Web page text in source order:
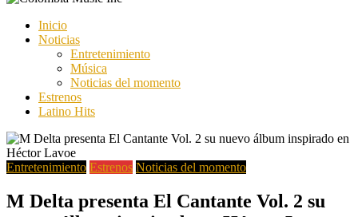
Inicio
Noticias
Entretenimiento
Música
Noticias del momento
Estrenos
Latino Hits
Entretenimiento Estrenos Noticias del momento
M Delta presenta El Cantante Vol. 2 su